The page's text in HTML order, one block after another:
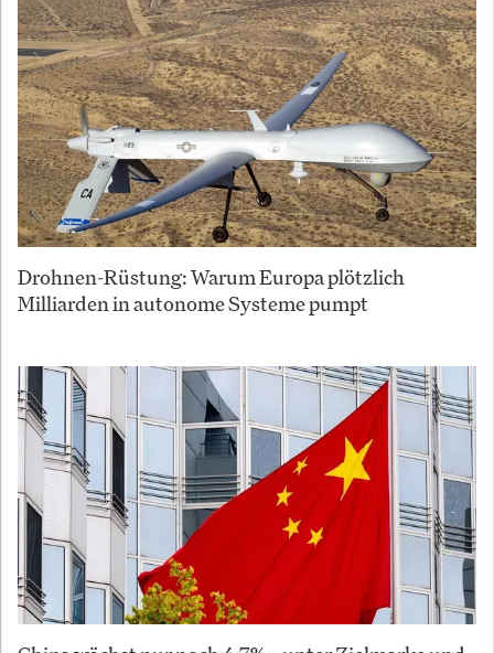
Drohnen-Rüstung: Warum Europa plötzlich
Milliarden in autonome Systeme pumpt